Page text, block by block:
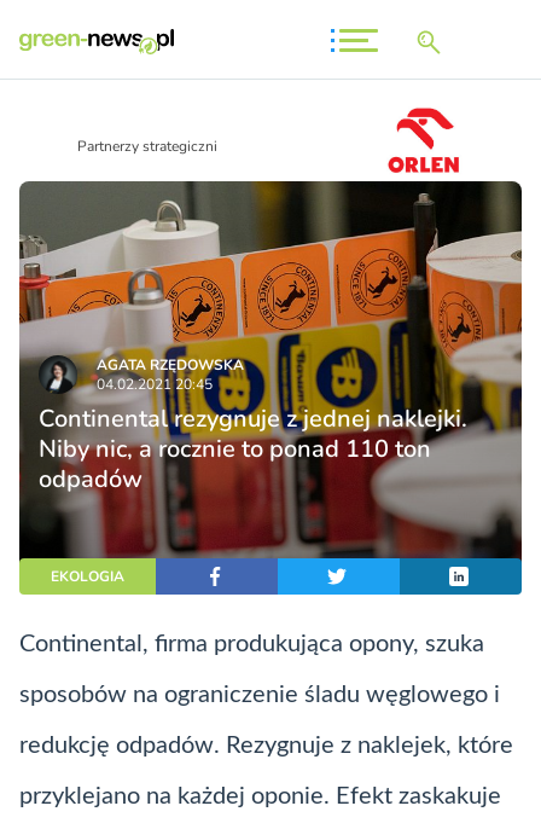
Partnerzy strategiczni
AGATA RZĘDOWSKA
04.02.2021 20:45
Continental rezygnuje z jednej naklejki.
Niby nic, a rocznie to ponad 110 ton
odpadów
EKOLOGIA
Continental, firma produkująca opony, szuka
sposobów na ograniczenie śladu węglowego i
redukcję odpadów. Rezygnuje z naklejek, które
przyklejano na każdej oponie. Efekt zaskakuje